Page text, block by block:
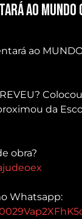
ao MUNDO
ao
da
obra?
Whatsapp: